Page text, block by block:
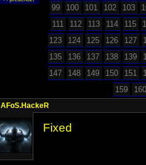
99
100 101 102 103
111
112 113 114 115
123
124 125 126 127
135
136 137 138 139
147
148 149 150 151
159
160
AFoS.HackeR
Fixed